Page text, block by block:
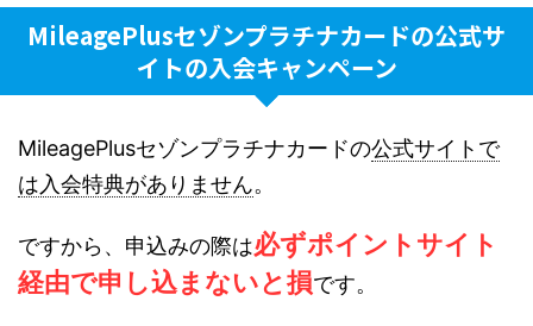
MileagePlusセゾンプラチナカードの公式サ
イトの入会キャンペーン
MileagePlusセゾンプラチナカードの公式サイトで
は入会特典がありません。
ですから、申込みの際は必ずポイントサイト
経由で申し込まないと損です。